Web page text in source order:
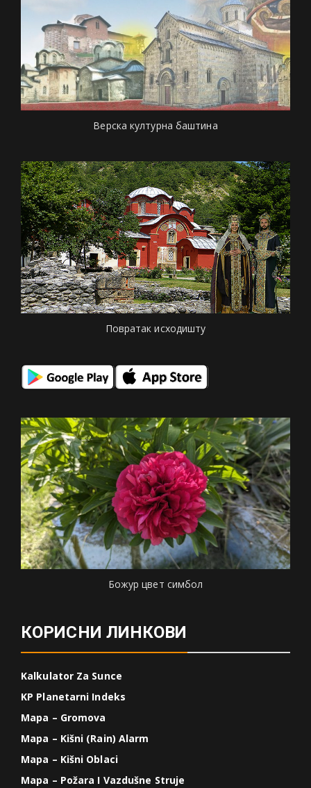
Верска културна баштина
Повратак исходишту
Божур цвет симбол
КОРИСНИ ЛИНКОВИ
Kalkulator Za Sunce
KP Planetarni Indeks
Mapa – Gromova
Mapa – Kišni (Rain) Alarm
Mapa – Kišni Oblaci
Mapa – Požara I Vazdušne Struje